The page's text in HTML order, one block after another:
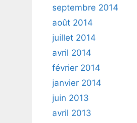
septembre 2014
août 2014
juillet 2014
avril 2014
février 2014
janvier 2014
juin 2013
avril 2013